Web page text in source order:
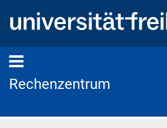
Rechenzentrum